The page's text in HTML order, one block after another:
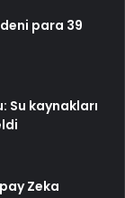
para 39
Su kaynakları
Zeka